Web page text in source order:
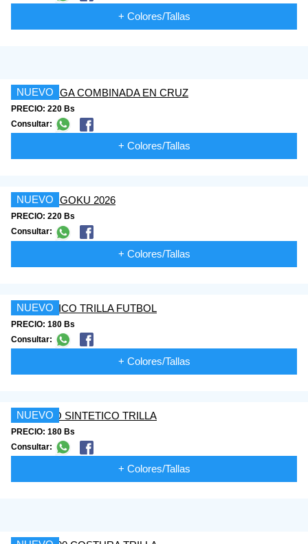
+ Colores/Tallas
NUEVO
PRECIO: 220 Bs
Consultar:
+ Colores/Tallas
NUEVO
PRECIO: 220 Bs
Consultar:
+ Colores/Tallas
NUEVO
PRECIO: 180 Bs
Consultar:
+ Colores/Tallas
NUEVO
PRECIO: 180 Bs
Consultar:
+ Colores/Tallas